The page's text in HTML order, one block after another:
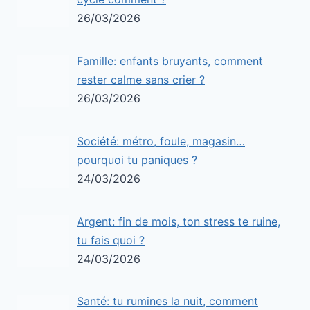
26/03/2026
Famille: enfants bruyants, comment
rester calme sans crier ?
26/03/2026
Société: métro, foule, magasin…
pourquoi tu paniques ?
24/03/2026
Argent: fin de mois, ton stress te ruine,
tu fais quoi ?
24/03/2026
Santé: tu rumines la nuit, comment